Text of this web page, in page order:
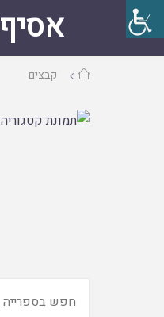
אסיף
עמודקבצים